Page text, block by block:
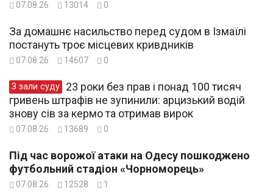
07.08.26 13014 0
За домашнє насильство перед судом в Ізмаїлі
постануть троє місцевих кривдників
07.08.26 14607 0
З зали суду
гривень штрафів не зупинили: арцизький водій
знову сів за кермо та отримав вирок
07.08.26 13689 0
Під час ворожої атаки на Одесу пошкоджено
футбольний стадіон «Чорноморець»
07.08.26 12528 1